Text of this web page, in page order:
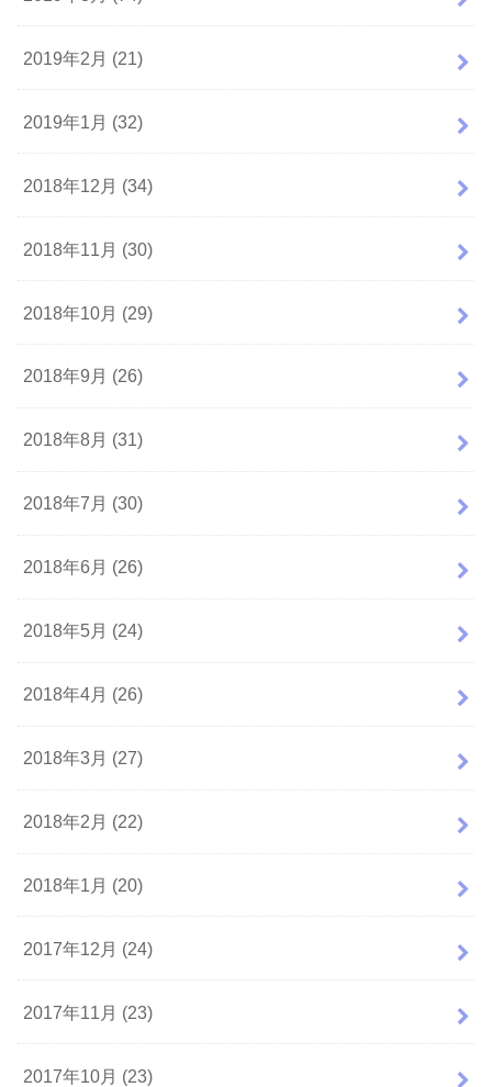
2019年2月 (21)
2019年1月 (32)
2018年12月 (34)
2018年11月 (30)
2018年10月 (29)
2018年9月 (26)
2018年8月 (31)
2018年7月 (30)
2018年6月 (26)
2018年5月 (24)
2018年4月 (26)
2018年3月 (27)
2018年2月 (22)
2018年1月 (20)
2017年12月 (24)
2017年11月 (23)
2017年10月 (23)